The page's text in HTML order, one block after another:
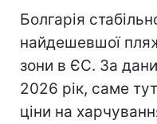
Болгарія
найдешевшої
зони в ЄС. За
2026 рік, саме
ціни на